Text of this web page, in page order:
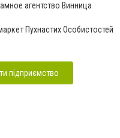
агентство Винница
Пухнастих Особистостей
підприємство